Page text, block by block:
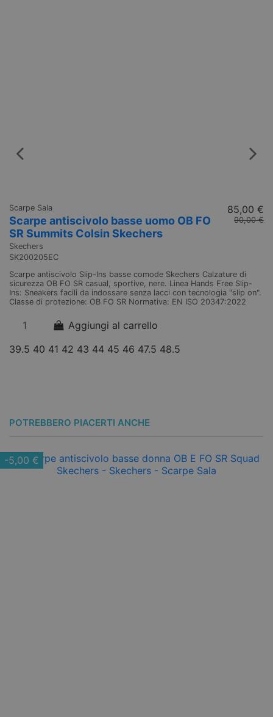
Scarpe Sala
Scarpe antiscivolo basse uomo OB FO
SR Summits Colsin Skechers
Skechers
SK200205EC
85,00 €
90,00 €
Scarpe antiscivolo Slip-Ins basse comode Skechers Calzature di
sicurezza OB FO SR casual, sportive, nere. Linea Hands Free Slip-
Ins: Sneakers facili da indossare senza lacci con tecnologia "slip on".
Classe di protezione: OB FO SR Normativa: EN ISO 20347:2022
Aggiungi al carrello
39.5 40 41 42 43 44 45 46 47.5 48.5
POTREBBERO PIACERTI ANCHE
-5,00 €